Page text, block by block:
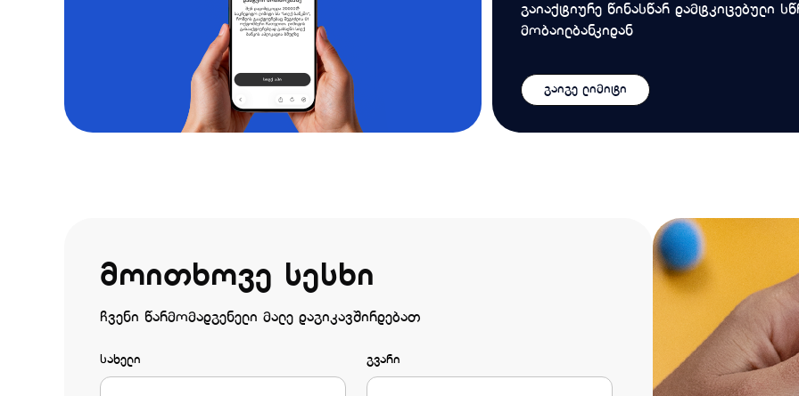
გაიაქტიურე წინასწარ დამტკიცებული
მობაილბანკიდან
გაიგე ლიმიტი
მოითხოვე სესხი
ჩვენი წარმომადგენელი მალე დაგიკავშირდებათ
სახელი გვარი